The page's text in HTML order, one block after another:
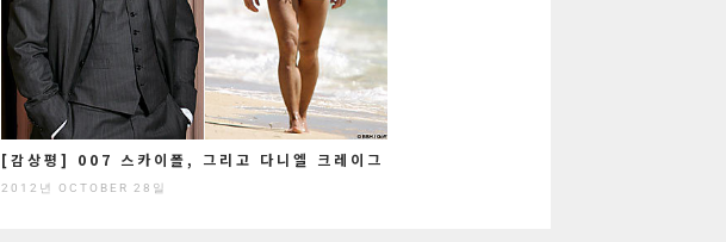
[감상평] 007 스카이폴, 그리고 다니엘 크레이그
2012년 OCTOBER 28일